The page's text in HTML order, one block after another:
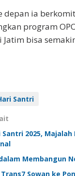
depan ia
program
Jatim bisa
Santri
2025,
Membangun
Sowan ke